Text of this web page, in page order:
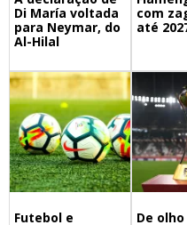
Di María voltada
para Neymar, do
Al-Hilal
com
até
Futebol e
De